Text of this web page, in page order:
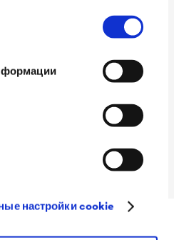
настройки cookie
месяца в закрытой
+5 °C до +30 °C в
источников тепла, с